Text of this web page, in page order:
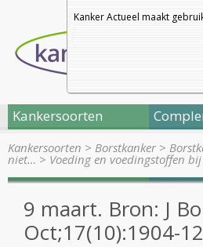
Kanker Actueel maakt
Kankersoorten
Kankersoorten > Borstkanker>
niet… > Voeding en voedingstoffen
9 maart. Bron: J
Oct;17(10):1904-